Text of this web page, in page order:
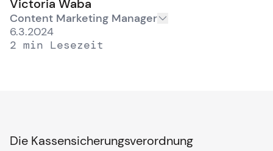
Victoria Waba
Content Marketing Manager
6.3.2024
2 min Lesezeit
Die Kassensicherungsverordnung